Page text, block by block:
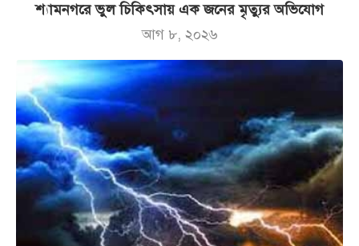
শ্যামনগরে ভুল চিকিৎসায় এক জনের মৃত্যুর অভিযোগ
আগ ৮, ২০২৬